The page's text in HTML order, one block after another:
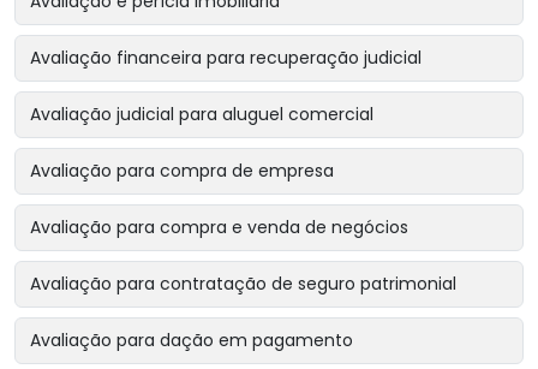
Avaliação financeira para recuperação judicial
Avaliação judicial para aluguel comercial
Avaliação para compra de empresa
Avaliação para compra e venda de negócios
Avaliação para contratação de seguro patrimonial
Avaliação para dação em pagamento